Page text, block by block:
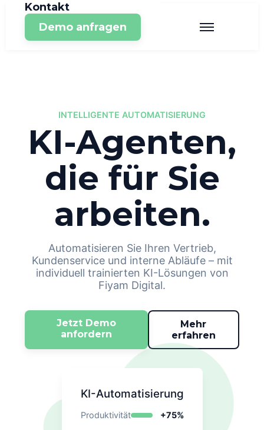
Kontakt
Demo anfragen
INTELLIGENTE AUTOMATISIERUNG
KI-Agenten,
die für Sie
arbeiten.
Automatisieren Sie Ihren Vertrieb,
Kundenservice und interne Abläufe – mit
individuell trainierten KI-Lösungen von
Fiyam Digital.
Jetzt Demo
anfordern
Mehr
erfahren
KI-Automatisierung
Produktivität +75%